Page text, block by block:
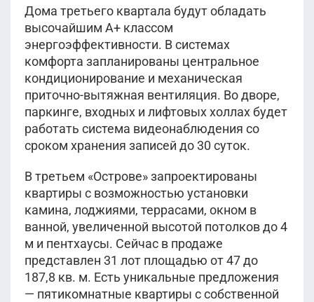
Дома третьего квартала будут обладать
высочайшим А+ классом
энергоэффективности. В системах
комфорта запланированы центральное
кондиционирование и механическая
приточно-вытяжная вентиляция. Во дворе,
паркинге, входных и лифтовых холлах будет
работать система видеонаблюдения со
сроком хранения записей до 30 суток.
В третьем «Острове» запроектированы
квартиры с возможностью установки
камина, лоджиями, террасами, окном в
ванной, увеличенной высотой потолков до 4
м и пентхаусы. Сейчас в продаже
представлен 31 лот площадью от 47 до
187,8 кв. м. Есть уникальные предложения
— пятикомнатные квартиры с собственной